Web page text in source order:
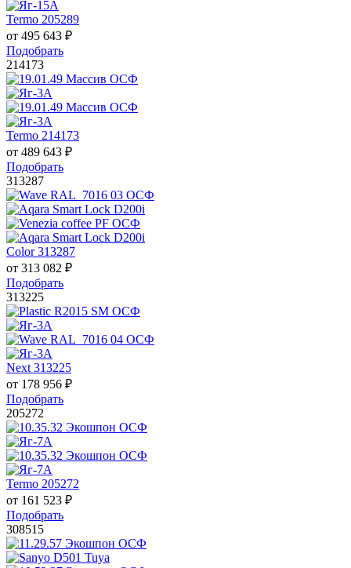
Termo 205289
от 495 643 ₽
Подобрать
214173
Termo 214173
от 489 643 ₽
Подобрать
313287
Color 313287
от 313 082 ₽
Подобрать
313225
Next 313225
от 178 956 ₽
Подобрать
205272
Termo 205272
от 161 523 ₽
Подобрать
308515